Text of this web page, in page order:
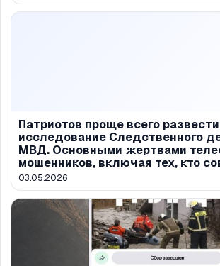
Патриотов проще всего
исследование Следственного
МВД. Основными жертвами
мошенников, включая тех, кто
03.05.2026